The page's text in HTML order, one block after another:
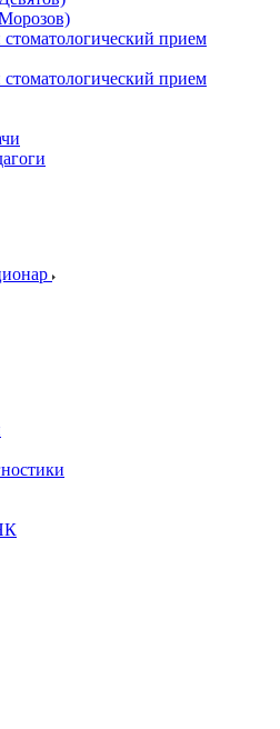
прием
прием